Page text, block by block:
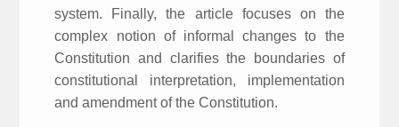
system. Finally, the article focuses on the
complex notion of informal changes to the
Constitution and clarifies the boundaries of
constitutional interpretation, implementation
and amendment of the Constitution.